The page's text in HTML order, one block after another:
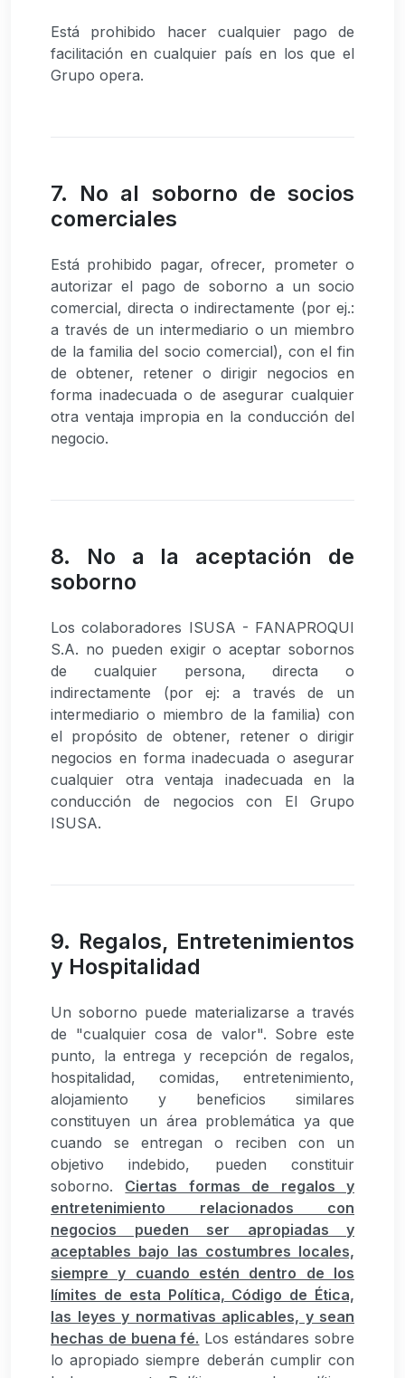
Está prohibido hacer cualquier pago de
facilitación en cualquier país en los que el
Grupo opera.
7. No al soborno de socios
comerciales
Está prohibido pagar, ofrecer, prometer o
autorizar el pago de soborno a un socio
comercial, directa o indirectamente (por ej.:
a través de un intermediario o un miembro
de la familia del socio comercial), con el fin
de obtener, retener o dirigir negocios en
forma inadecuada o de asegurar cualquier
otra ventaja impropia en la conducción del
negocio.
8. No a la aceptación de
soborno
Los colaboradores ISUSA - FANAPROQUI
S.A. no pueden exigir o aceptar sobornos
de cualquier persona, directa o
indirectamente (por ej: a través de un
intermediario o miembro de la familia) con
el propósito de obtener, retener o dirigir
negocios en forma inadecuada o asegurar
cualquier otra ventaja inadecuada en la
conducción de negocios con El Grupo
ISUSA.
9. Regalos, Entretenimientos
y Hospitalidad
Un soborno puede materializarse a través
de "cualquier cosa de valor". Sobre este
punto, la entrega y recepción de regalos,
hospitalidad, comidas, entretenimiento,
alojamiento y beneficios similares
constituyen un área problemática ya que
cuando se entregan o reciben con un
objetivo indebido, pueden constituir
soborno. Ciertas formas de regalos y
entretenimiento relacionados con
negocios pueden ser apropiadas y
aceptables bajo las costumbres locales,
siempre y cuando estén dentro de los
límites de esta Política, Código de Ética,
las leyes y normativas aplicables, y sean
hechas de buena fé. Los estándares sobre
lo apropiado siempre deberán cumplir con